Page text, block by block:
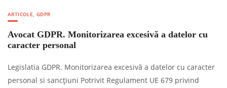
ARTICOLE,GDPR
Avocat GDPR. Monitorizarea excesivă a datelor cu
caracter personal
Legislatia GDPR. Monitorizarea excesivă a datelor cu caracter
personal si sancțiuni Potrivit Regulament UE 679 privind